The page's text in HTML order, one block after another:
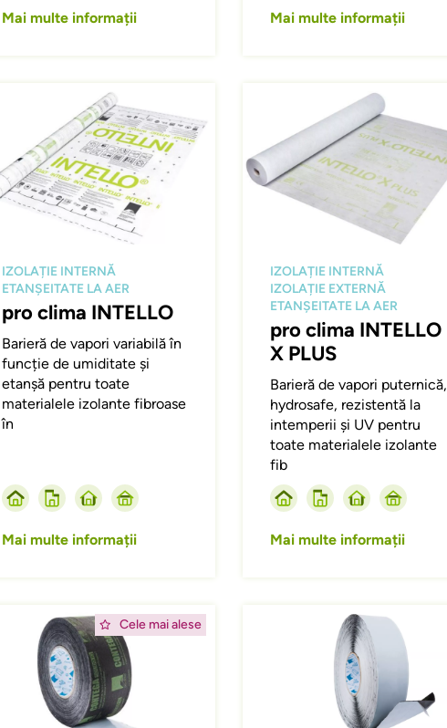
Mai multe informații Mai multe informații
IZOLAȚIE INTERNĂ
ETANȘEITATE LA AER
pro clima INTELLO
Barieră de vapori variabilă în
funcție de umiditate și
etanșă pentru toate
materialele izolante fibroase
în
Mai multe informații
IZOLAȚIE INTERNĂ
IZOLAȚIE EXTERNĂ
ETANȘEITATE LA AER
pro clima INTELLO
X PLUS
Barieră de vapori puternică,
hydrosafe, rezistentă la
intemperii și UV pentru
toate materialele izolante
fib
Mai multe informații
Cele mai alese